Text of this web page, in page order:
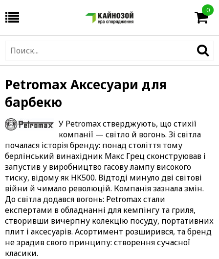
0
Petromax Аксесуари для
барбекю
У Petromaxстверджують, що стихії
компанії — світло й вогонь. Зі світла
почалася історія бренду: понад століття тому
берлінський винахідник Макс Грец сконструював і
запустив у виробництво гасову лампу високого
тиску, відому як HK500. Відтоді минуло дві світові
війни й чимало революцій. Компанія зазнала змін.
До світла додався вогонь: Petromax стали
експертами вобладнанні для кемпінгу та гриля,
створивши вичерпну колекцію посуду, портативних
плит і аксесуарів. Асортимент розширився, та бренд
не зрадив свого принципу: створення сучасної
класики.